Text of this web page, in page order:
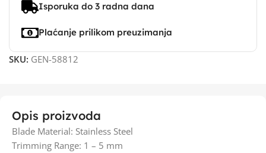
Isporuka do 3 radna dana
Plaćanje prilikom preuzimanja
SKU: GEN-58812
Opis proizvoda
Blade Material: Stainless Steel
Trimming Range: 1 – 5 mm